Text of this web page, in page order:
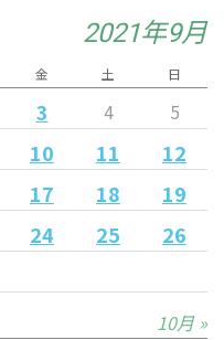
2021年9月
金 土 日
3 4 5
10 11 12
17 18
19
24 25
26
10月 »